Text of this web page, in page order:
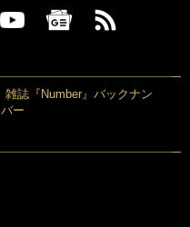
雑誌『Number』バックナン
バー